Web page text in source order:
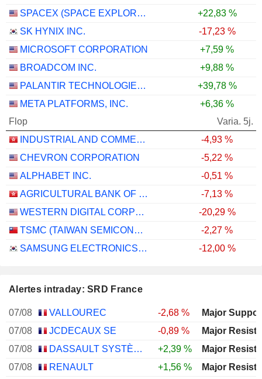
SPACEX (SPACE EXPLORATION TECHNOLOGIES)
+22,83 %
SK HYNIX INC.
-17,23 %
MICROSOFT CORPORATION
+7,59 %
BROADCOM INC.
+9,88 %
PALANTIR TECHNOLOGIES INC.
+39,78 %
META PLATFORMS, INC.
+6,36 %
Flop
Varia. 5j.
INDUSTRIAL AND COMMERCIAL BANK OF CHINA LIMITED
-4,93 %
CHEVRON CORPORATION
-5,22 %
ALPHABET INC.
-0,51 %
AGRICULTURAL BANK OF CHINA LIMITED
-7,13 %
WESTERN DIGITAL CORPORATION
-20,29 %
TSMC (TAIWAN SEMICONDUCTOR MANUFACTURING COMPANY)
-2,27 %
SAMSUNG ELECTRONICS CO., LTD.
-12,00 %
Alertes intraday: SRD France
07/08 VALLOUREC
-2,68 %
07/08
JCDECAUX SE
-0,89 %
07/08
DASSAULT SYSTÈMES SE
+2,39 %
07/08
RENAULT
+1,56 %